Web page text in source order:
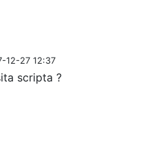
12-27 12:37
scripta ?